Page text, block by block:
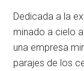
Dedicada a la
minado a cielo
una empresa
parajes de los